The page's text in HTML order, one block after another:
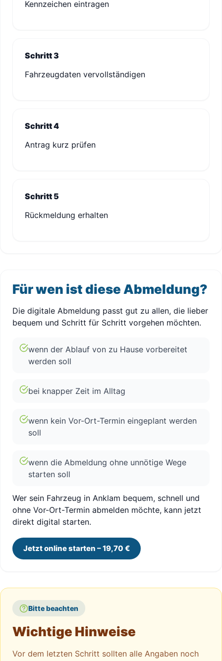
Kennzeichen eintragen
Schritt 3
Fahrzeugdaten vervollständigen
Schritt 4
Antrag kurz prüfen
Schritt 5
Rückmeldung erhalten
Für wen ist diese Abmeldung?
Die digitale Abmeldung passt gut zu allen, die lieber
bequem und Schritt für Schritt vorgehen möchten.
wenn der Ablauf von zu Hause vorbereitet
werden soll
bei knapper Zeit im Alltag
wenn kein Vor-Ort-Termin eingeplant werden
soll
wenn die Abmeldung ohne unnötige Wege
starten soll
Wer sein Fahrzeug in Anklam bequem, schnell und
ohne Vor-Ort-Termin abmelden möchte, kann jetzt
direkt digital starten.
Jetzt online starten – 19,70 €
Bitte beachten
Wichtige Hinweise
Vor dem letzten Schritt sollten alle Angaben noch